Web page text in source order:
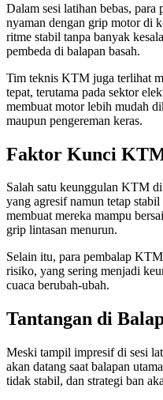
Dalam sesi latihan bebas,
nyaman dengan grip motor di
ritme stabil tanpa banyak
pembeda di balapan basah.
Tim teknis KTM juga terlihat
tepat, terutama pada sektor
membuat motor lebih mudah
maupun pengereman keras.
Faktor Kunci
Salah satu keunggulan KTM
yang agresif namun tetap
membuat mereka mampu
grip lintasan menurun.
Selain itu, para pembalap
risiko, yang sering menjadi
cuaca berubah-ubah.
Tantangan di
Meski tampil impresif di sesi
akan datang saat balapan
tidak stabil, dan strategi ban